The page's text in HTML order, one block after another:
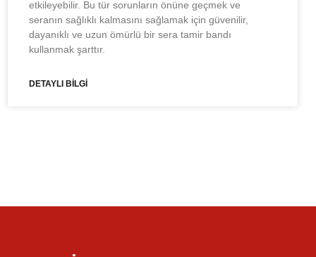
etkileyebilir. Bu tür sorunların önüne geçmek ve
seranın sağlıklı kalmasını sağlamak için güvenilir,
dayanıklı ve uzun ömürlü bir sera tamir bandı
kullanmak şarttır.
DETAYLI BİLGİ